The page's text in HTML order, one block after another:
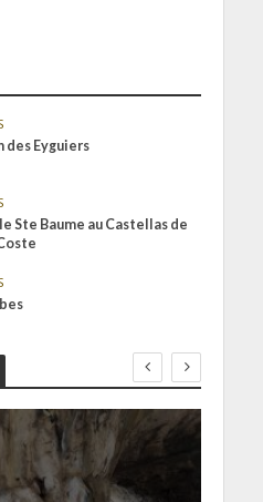
des Eyguiers
Ste Baume au Castellas de